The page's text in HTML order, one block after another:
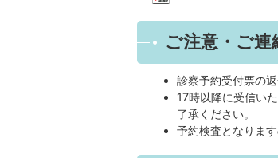
ご注意・ご連
診察予約受付票の
17時以降に受信い
了承ください。
予約検査となりま